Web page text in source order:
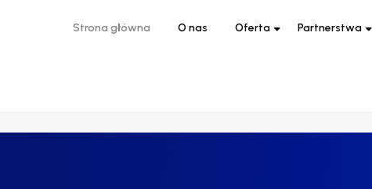
Strona główna O nas Oferta Partnerstwa